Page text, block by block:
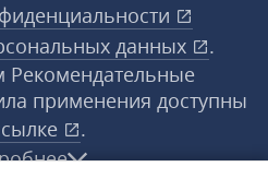
данных
.
применения доступны
.